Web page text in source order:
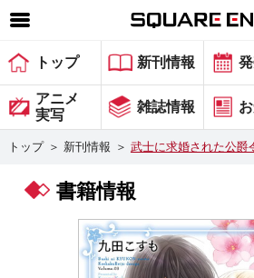
SQUARE ENIX 公式サイトメニ
ゲーム
マガジン＆ブックス
グッズ
トップ 新刊情報
アニメ
実写
雑誌情報
トップ ＞ 新刊情報 ＞ 武士に求婚された公爵
書籍情報